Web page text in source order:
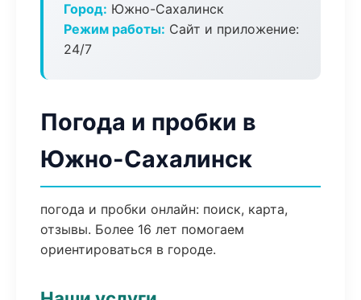
Город: Южно-Сахалинск
Режим работы: Сайт и приложение:
24/7
Погода и пробки в
Южно-Сахалинск
погода и пробки онлайн: поиск, карта,
отзывы. Более 16 лет помогаем
ориентироваться в городе.